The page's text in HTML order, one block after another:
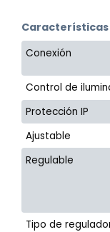
Características
Conexión
Control de
Protección IP
Ajustable
Regulable
Tipo de